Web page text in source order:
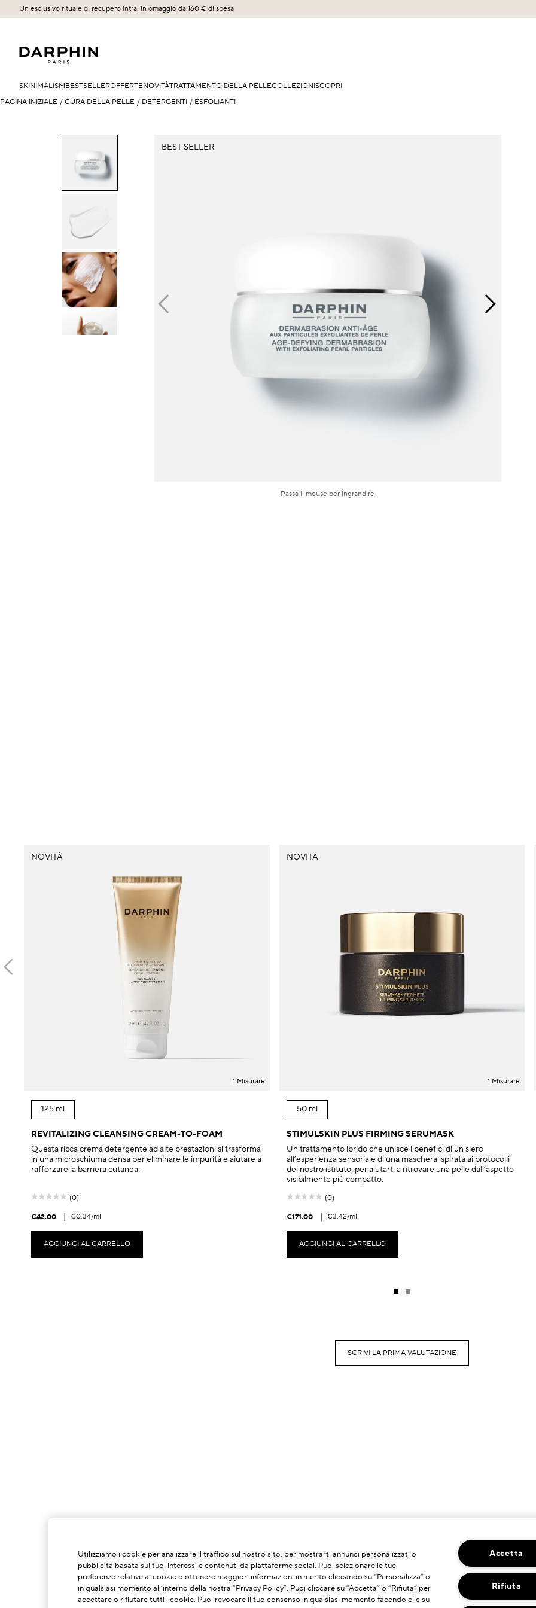
Un esclusivo rituale di recupero Intral in omaggio da 160 € di spesa
SKINIMALISMBESTSELLEROFFERTENOVITÀTRATTAMENTO DELLA PELLECOLLEZIONISCOPRI
PAGINA INIZIALE / CURA DELLA PELLE / DETERGENTI / ESFOLIANTI
BEST SELLER
Passa il mouse per ingrandire
NOVITÀ
1 Misurare
125 ml
REVITALIZING CLEANSING CREAM-TO-FOAM
Questa ricca crema detergente ad alte prestazioni si trasforma
in una microschiuma densa per eliminare le impurità e aiutare a
rafforzare la barriera cutanea.
(0)
€42.00 | €0.34/ml
AGGIUNGI AL CARRELLO
NOVITÀ
1 Misurare
50 ml
STIMULSKIN PLUS FIRMING SERUMASK
Un trattamento ibrido che unisce i benefici di un siero
all’esperienza sensoriale di una maschera ispirata ai protocolli
del nostro istituto, per aiutarti a ritrovare una pelle dall’aspetto
visibilmente più compatto.
(0)
€171.00 | €3.42/ml
AGGIUNGI AL CARRELLO
SCRIVI LA PRIMA VALUTAZIONE
Utilizziamo i cookie per analizzare il traffico sul nostro sito, per mostrarti annunci personalizzati o
pubblicità basata sui tuoi interessi e contenuti da piattaforme social. Puoi selezionare le tue
preferenze relative ai cookie o ottenere maggiori informazioni in merito cliccando su “Personalizza” o
in qualsiasi momento all’interno della nostra “Privacy Policy”. Puoi cliccare su “Accetta” o “Rifiuta” per
accettare o rifiutare tutti i cookie. Puoi revocare il tuo consenso in qualsiasi momento facendo clic su
Accetta
Rifiuta